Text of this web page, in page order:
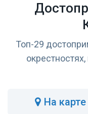
Топ-29
на карте